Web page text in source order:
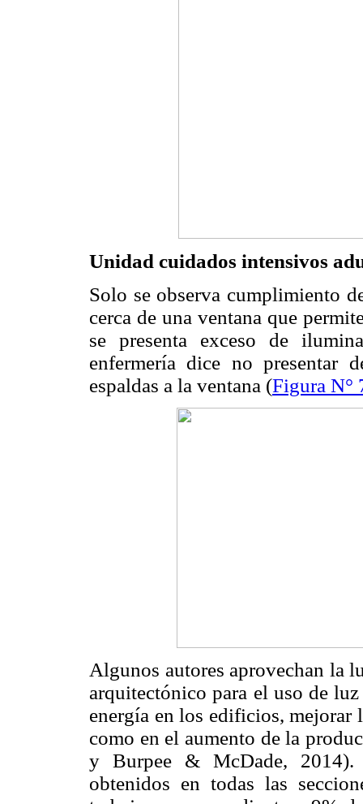
Unidad cuidados intensivos
Solo se observa cumplimiento
cerca de una ventana que
se presenta exceso de
enfermería dice no presentar
espaldas a la ventana (Figura N°
Algunos autores aprovechan la
arquitectónico para el uso de
energía en los edificios, mejorar
como en el aumento de la
y Burpee & McDade, 2014).
obtenidos en todas las